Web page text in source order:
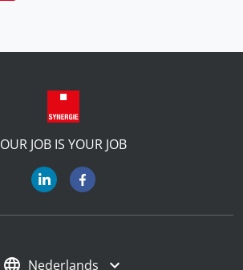
OUR JOB IS YOUR JOB
Nederlands